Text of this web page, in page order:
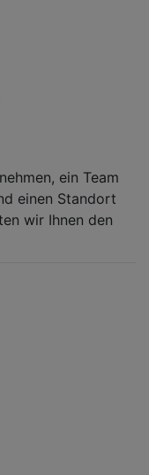
ein Team
einen Standort
wir Ihnen den